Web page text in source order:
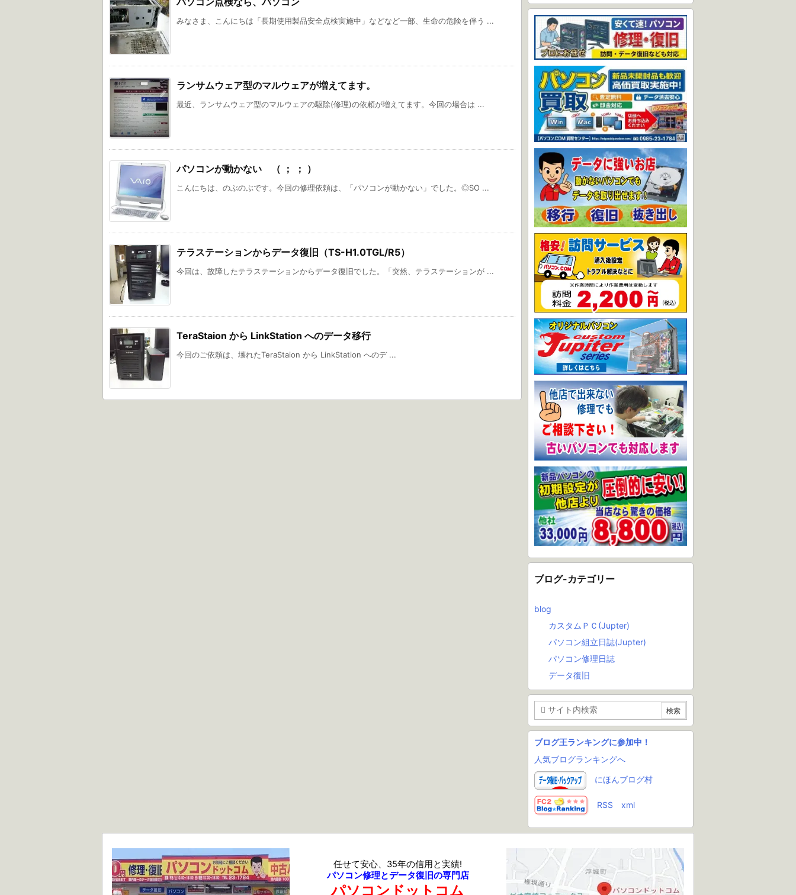
みなさま、こんにちは「長期使用製品安全点検実施中」などなど一部、生命の危険を伴う ...
ランサムウェア型のマルウェアが増えてます。
最近、ランサムウェア型のマルウェアの駆除(修理)の依頼が増えてます。今回の場合は ...
パソコンが動かない （ ； ； ）
こんにちは、のぶのぶです。今回の修理依頼は、「パソコンが動かない」でした。◎SO ...
テラステーションからデータ復旧（TS-H1.0TGL/R5）
今回は、故障したテラステーションからデータ復旧でした。「突然、テラステーションが ...
TeraStaion から LinkStation へのデータ移行
今回のご依頼は、壊れたTeraStaion から LinkStation へのデ ...
ブログ-カテゴリー
blog
カスタムＰＣ(Jupter)
パソコン組立日誌(Jupter)
パソコン修理日誌
データ復旧
ブログ王ランキングに参加中！
人気ブログランキングへ
にほんブログ村
RSS xml
任せて安心、35年の信用と実績!
パソコン修理とデータ復旧の専門店
パソコンドットコム